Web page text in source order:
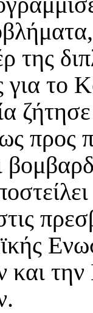
της
για το
προς
και